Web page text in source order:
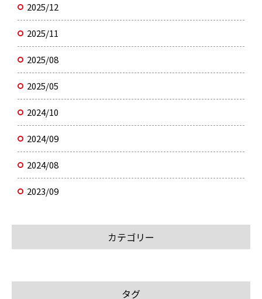
2025/12
2025/11
2025/08
2025/05
2024/10
2024/09
2024/08
2023/09
カテゴリー
タグ